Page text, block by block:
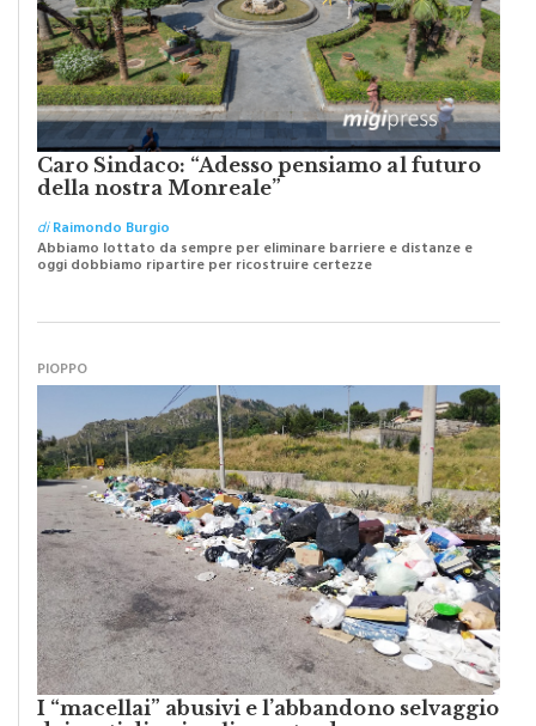
Caro Sindaco: “Adesso pensiamo al futuro
della nostra Monreale”
diRaimondo Burgio